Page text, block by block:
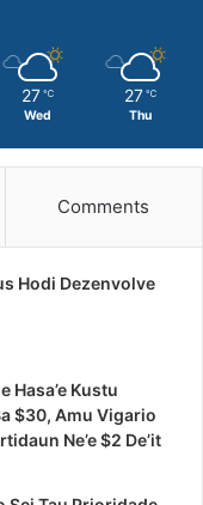
27 ℃
Wed
27 ℃
Thu
Comments
Hodi Dezenvolve
Hasa’e Kustu
$30, Amu Vigario
Ne’e $2 De’it